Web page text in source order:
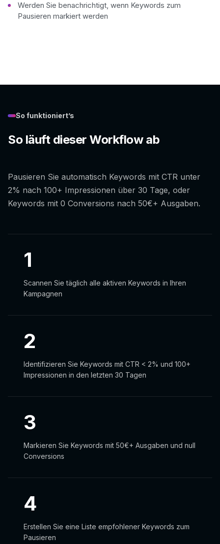
Werden Sie benachrichtigt, wenn Keywords zum
Pausieren markiert werden
So funktioniert’s
So läuft dieser Workflow ab
Pausieren Sie automatisch Keywords mit CTR unter
2% nach 100+ Impressionen über 30 Tage, oder
Keywords mit 0 Conversions nach 50€+ Ausgaben.
1
Scannen Sie täglich alle aktiven Keywords in Ihren
Kampagnen
2
Identifizieren Sie Keywords mit CTR < 2% und 100+
Impressionen in den letzten 30 Tagen
3
Markieren Sie Keywords mit 50€+ Ausgaben und null
Conversions
4
Erstellen Sie eine Liste empfohlener Keywords zum
Pausieren